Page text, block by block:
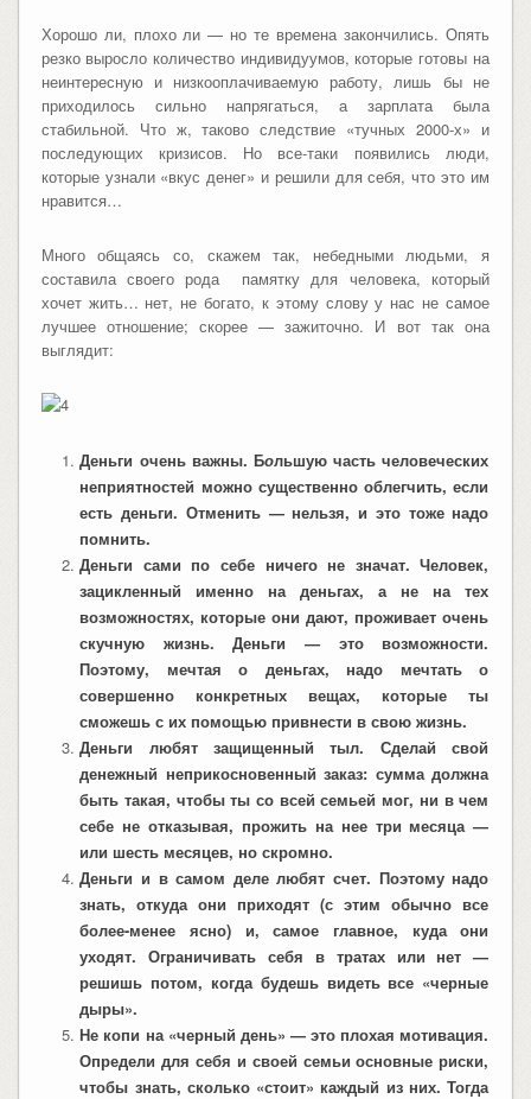
Хорошо ли, плохо ли — но те времена закончились. Опять
резко выросло количество индивидуумов, которые готовы на
неинтересную и низкооплачиваемую работу, лишь бы не
приходилось сильно напрягаться, а зарплата была
стабильной. Что ж, таково следствие «тучных 2000-х» и
последующих кризисов. Но все-таки появились люди,
которые узнали «вкус денег» и решили для себя, что это им
нравится…
Много общаясь со, скажем так, небедными людьми, я
составила своего рода памятку для человека, который
хочет жить… нет, не богато, к этому слову у нас не самое
лучшее отношение; скорее — зажиточно. И вот так она
выглядит:
Деньги очень важны. Большую часть человеческих
неприятностей можно существенно облегчить, если
есть деньги. Отменить — нельзя, и это тоже надо
помнить.
Деньги сами по себе ничего не значат. Человек,
зацикленный именно на деньгах, а не на тех
возможностях, которые они дают, проживает очень
скучную жизнь. Деньги — это возможности.
Поэтому, мечтая о деньгах, надо мечтать о
совершенно конкретных вещах, которые ты
сможешь с их помощью привнести в свою жизнь.
Деньги любят защищенный тыл. Сделай свой
денежный неприкосновенный заказ: сумма должна
быть такая, чтобы ты со всей семьей мог, ни в чем
себе не отказывая, прожить на нее три месяца —
или шесть месяцев, но скромно.
Деньги и в самом деле любят счет. Поэтому надо
знать, откуда они приходят (с этим обычно все
более-менее ясно) и, самое главное, куда они
уходят. Ограничивать себя в тратах или нет —
решишь потом, когда будешь видеть все «черные
дыры».
Не копи на «черный день» — это плохая мотивация.
Определи для себя и своей семьи основные риски,
чтобы знать, сколько «стоит» каждый из них. Тогда